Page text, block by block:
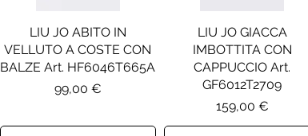
LIU JO ABITO IN
VELLUTO A COSTE CON
BALZE Art. HF6046T665A
Prezzo
99,00 €
LIU JO GIACCA
IMBOTTITA CON
CAPPUCCIO Art.
GF6012T2709
Prezzo
159,00 €